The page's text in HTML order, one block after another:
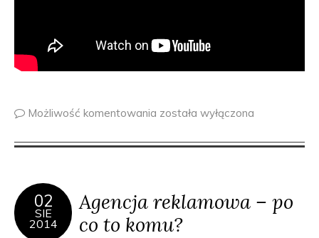
Możliwość komentowania została wyłączona
02
SIE
2014
Agencja reklamowa – po
co to komu?